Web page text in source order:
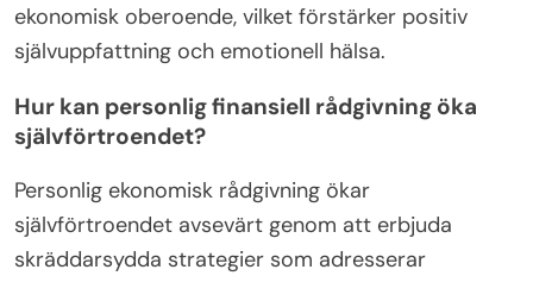
ekonomisk oberoende, vilket förstärker positiv
självuppfattning och emotionell hälsa.
Hur kan personlig finansiell rådgivning öka
självförtroendet?
Personlig ekonomisk rådgivning ökar
självförtroendet avsevärt genom att erbjuda
skräddarsydda strategier som adresserar